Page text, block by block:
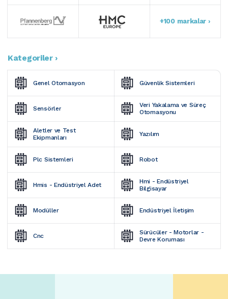
+100 markalar ›
Kategoriler ›
Genel Otomasyon Güvenlik Sistemleri
Sensörler
Veri Yakalama ve Süreç
Otomasyonu
Aletler ve Test
Ekipmanları
Yazılım
Plc Sistemleri Robot
Hmis - Endüstriyel Adet
Hmi - Endüstriyel
Bilgisayar
Modüller Endüstriyel İletişim
Cnc
Sürücüler - Motorlar -
Devre Koruması